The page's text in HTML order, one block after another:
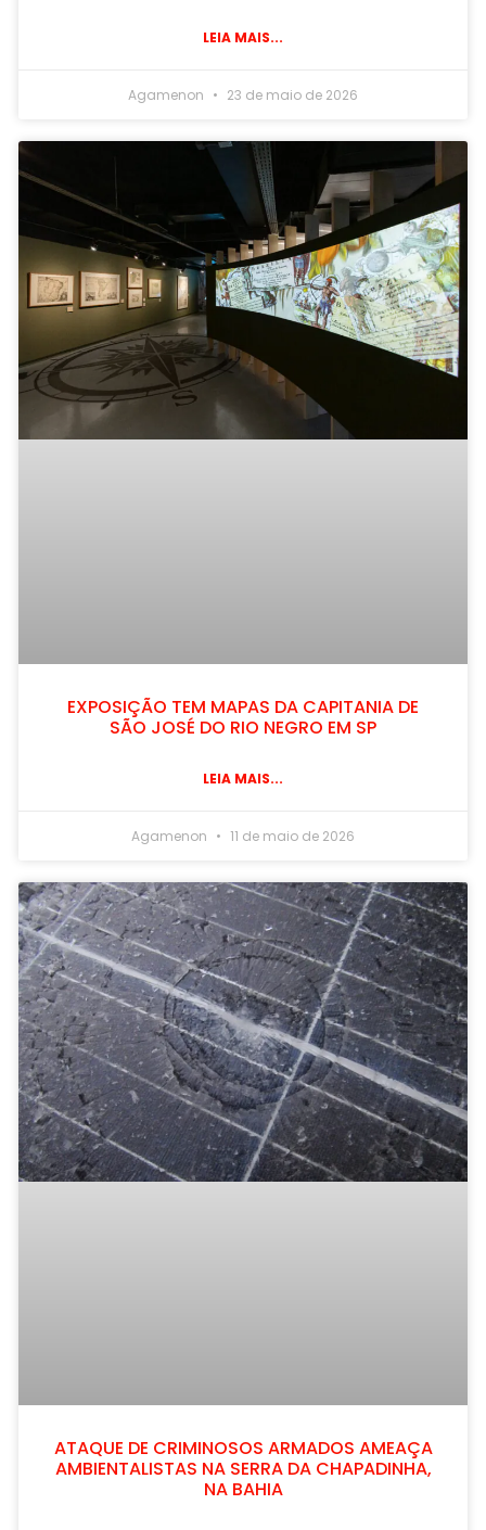
LEIA MAIS...
Agamenon 23 de maio de 2026
EXPOSIÇÃO TEM MAPAS DA CAPITANIA DE
SÃO JOSÉ DO RIO NEGRO EM SP
LEIA MAIS...
Agamenon 11 de maio de 2026
ATAQUE DE CRIMINOSOS ARMADOS AMEAÇA
AMBIENTALISTAS NA SERRA DA CHAPADINHA,
NA BAHIA